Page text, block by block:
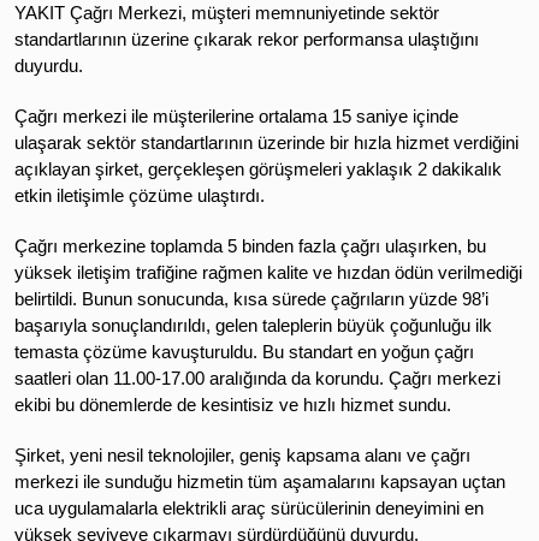
YAKIT Çağrı Merkezi, müşteri memnuniyetinde sektör
standartlarının üzerine çıkarak rekor performansa ulaştığını
duyurdu.
Çağrı merkezi ile müşterilerine ortalama 15 saniye içinde
ulaşarak sektör standartlarının üzerinde bir hızla hizmet verdiğini
açıklayan şirket, gerçekleşen görüşmeleri yaklaşık 2 dakikalık
etkin iletişimle çözüme ulaştırdı.
Çağrı merkezine toplamda 5 binden fazla çağrı ulaşırken, bu
yüksek iletişim trafiğine rağmen kalite ve hızdan ödün verilmediği
belirtildi. Bunun sonucunda, kısa sürede çağrıların yüzde 98’i
başarıyla sonuçlandırıldı, gelen taleplerin büyük çoğunluğu ilk
temasta çözüme kavuşturuldu. Bu standart en yoğun çağrı
saatleri olan 11.00-17.00 aralığında da korundu. Çağrı merkezi
ekibi bu dönemlerde de kesintisiz ve hızlı hizmet sundu.
Şirket, yeni nesil teknolojiler, geniş kapsama alanı ve çağrı
merkezi ile sunduğu hizmetin tüm aşamalarını kapsayan uçtan
uca uygulamalarla elektrikli araç sürücülerinin deneyimini en
yüksek seviyeye çıkarmayı sürdürdüğünü duyurdu.